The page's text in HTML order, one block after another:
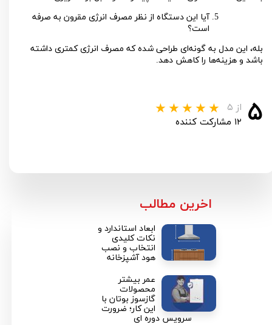
​اخرین مطالب
ابعاد استاندارد و
نکات کلیدی
انتخاب و نصب
هود آشپزخانه
عمر بیشتر
محصولات
گازسوز بوتان با
این کار؛ ضرورت
سرویس دوره ای
آیا این دستگاه از نظر مصرف انرژی مقرون به صرفه
است؟
بله، این مدل به گونه‌ای طراحی شده که مصرف انرژی کمتری داشته
باشد و هزینه‌ها را کاهش دهد.
۵ از ۵
۱۲ مشارکت کننده